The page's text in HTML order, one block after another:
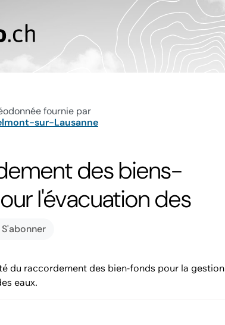
fournie par
sur-Lausanne
des biens-
l'évacuation des
S'abonner
du raccordement des bien-fonds pour la gestion
eaux.